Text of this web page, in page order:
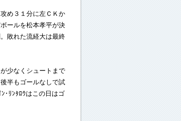
め３１分に左ＣＫか
ールを松本孝平が決
敗れた流経大は最終
少なくシュートまで
半もゴールなしで試
･ﾘﾝﾀﾛｳはこの日はゴ